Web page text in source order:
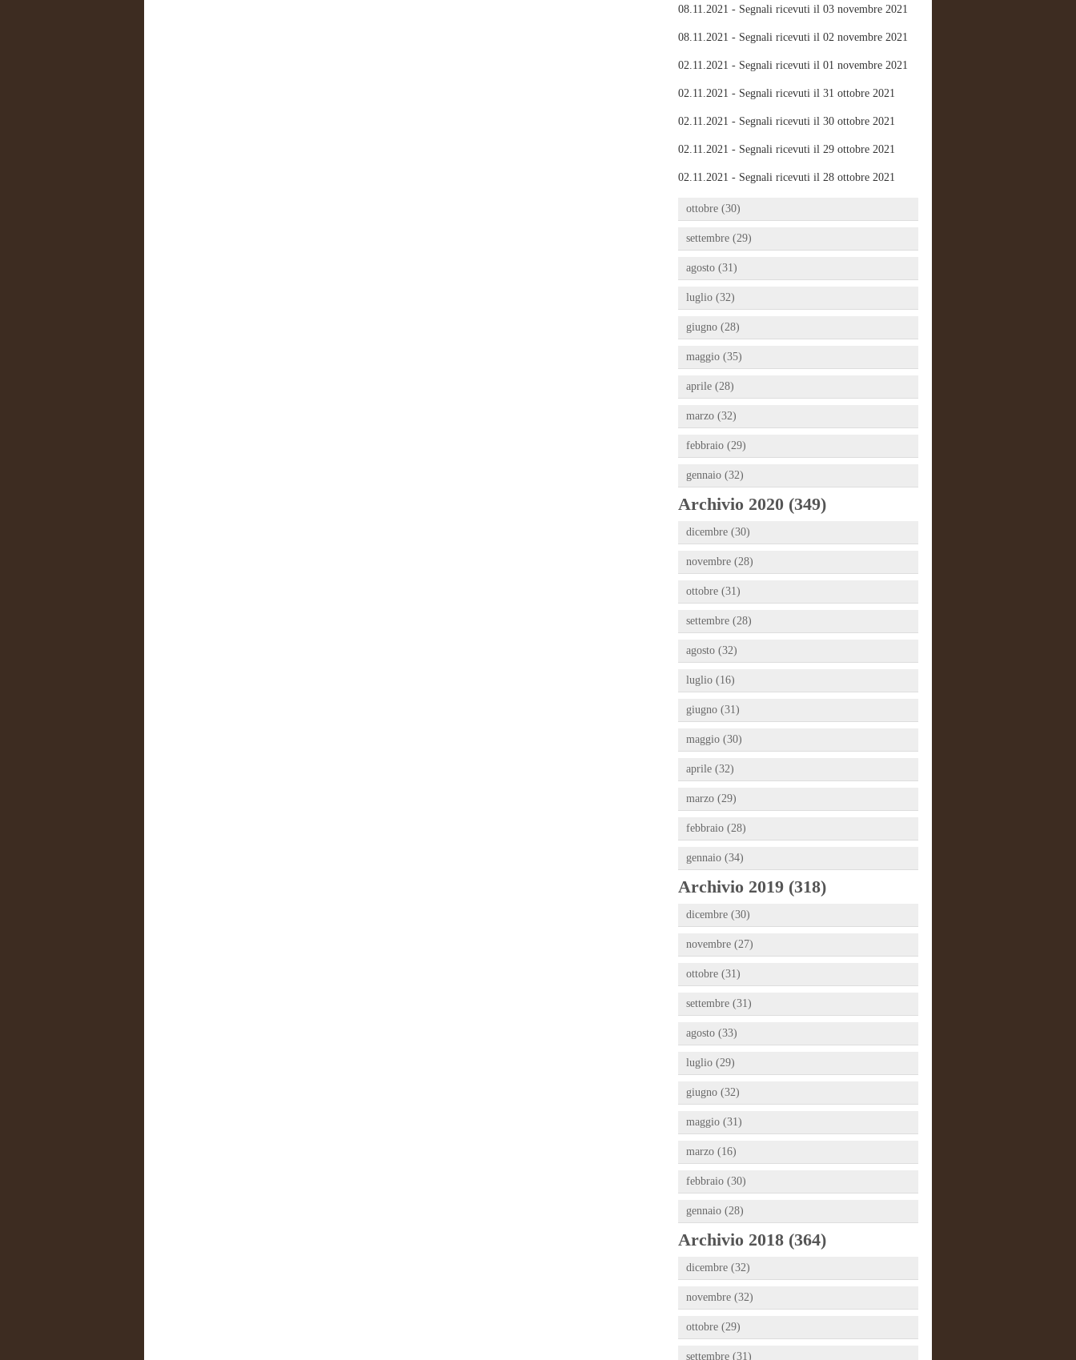
08.11.2021 - Segnali ricevuti il 03 novembre 2021
08.11.2021 - Segnali ricevuti il 02 novembre 2021
02.11.2021 - Segnali ricevuti il 01 novembre 2021
02.11.2021 - Segnali ricevuti il 31 ottobre 2021
02.11.2021 - Segnali ricevuti il 30 ottobre 2021
02.11.2021 - Segnali ricevuti il 29 ottobre 2021
02.11.2021 - Segnali ricevuti il 28 ottobre 2021
ottobre (30)
settembre (29)
agosto (31)
luglio (32)
giugno (28)
maggio (35)
aprile (28)
marzo (32)
febbraio (29)
gennaio (32)
Archivio 2020 (349)
dicembre (30)
novembre (28)
ottobre (31)
settembre (28)
agosto (32)
luglio (16)
giugno (31)
maggio (30)
aprile (32)
marzo (29)
febbraio (28)
gennaio (34)
Archivio 2019 (318)
dicembre (30)
novembre (27)
ottobre (31)
settembre (31)
agosto (33)
luglio (29)
giugno (32)
maggio (31)
marzo (16)
febbraio (30)
gennaio (28)
Archivio 2018 (364)
dicembre (32)
novembre (32)
ottobre (29)
settembre (31)